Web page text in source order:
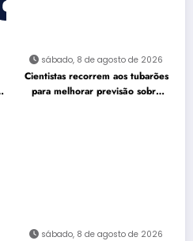
sábado, 8 de agosto de 2026
Cientistas recorrem aos tubarões
para melhorar previsão sobre
sábado, 8 de agosto de 2026